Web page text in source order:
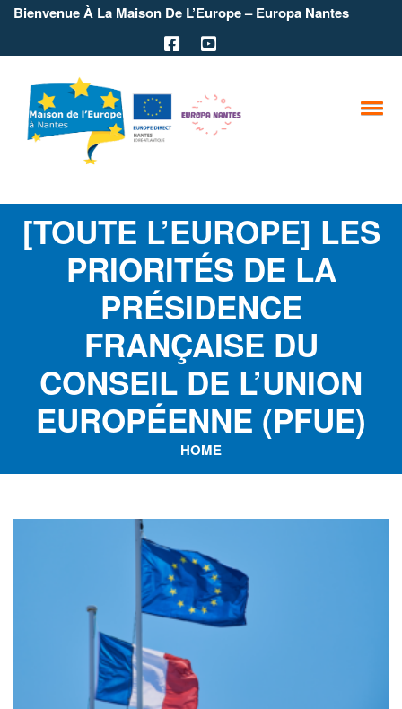
Bienvenue À La Maison De L’Europe – Europa Nantes
[TOUTE L’EUROPE] LES
PRIORITÉS DE LA
PRÉSIDENCE
FRANÇAISE DU
CONSEIL DE L’UNION
EUROPÉENNE (PFUE)
HOME